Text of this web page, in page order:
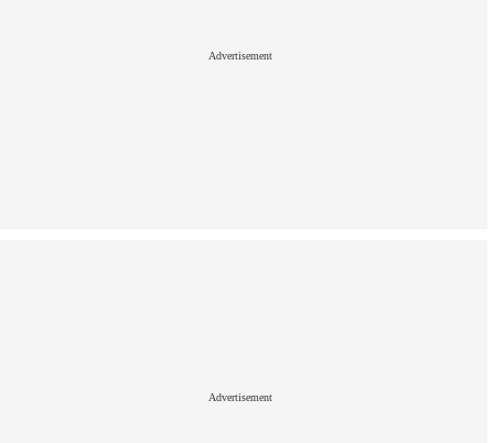
Advertisement
Advertisement